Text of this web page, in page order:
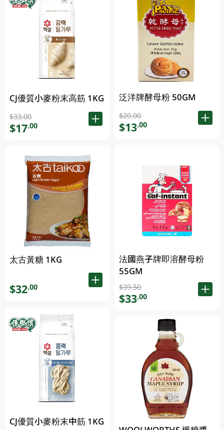
CJ優質小麥粉末高筋 1KG
$33.00
$17.00
太古黃糖 1KG
$32.00
CJ優質小麥粉末中筋 1KG
泛洋牌酵母粉 50GM
$20.00
$13.00
法國燕子牌即溶酵母粉
55GM
$39.50
$33.00